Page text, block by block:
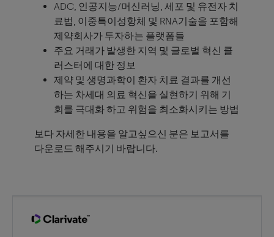
ADC, 인공지능/머신러닝, 세포 및 유전자 치
료법, 이중특이성항체 및 RNA기술을 포함해
제약회사가 투자하는 플랫폼들
주요 거래가 발생한 지역 및 글로벌 혁신 클
러스터에 대한 정보
제약 및 생명과학이 환자 치료 결과를 개선
하는 차세대 의료 혁신을 실현하기 위해 기
회를 극대화 하고 위험을 최소화시키는 방법
보다 자세한 내용을 알고싶으신 분은 보고서를
다운로드 해주시기 바랍니다.